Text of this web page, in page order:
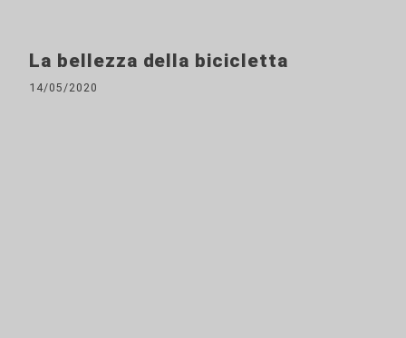
La bellezza della bicicletta
14/05/2020